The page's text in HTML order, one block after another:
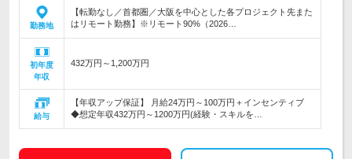
勤務地
【転勤なし／首都圏／大阪を中心とした各プロジェクト先また
はリモート勤務】※リモート90%（2026…
初年度
年収
432万円～1,200万円
給与
【年収アップ保証】 月給24万円～100万円＋インセンティブ
◆想定年収432万円～1200万円(経験・スキルを…